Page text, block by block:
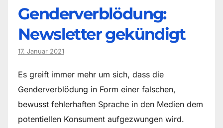
Genderverblödung:
Newsletter gekündigt
17. Januar 2021
Es greift immer mehr um sich, dass die
Genderverblödung in Form einer falschen,
bewusst fehlerhaften Sprache in den Medien dem
potentiellen Konsument aufgezwungen wird.